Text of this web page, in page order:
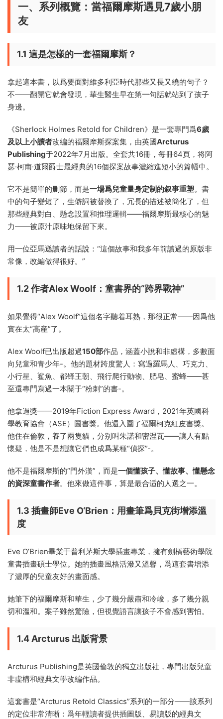
一、系列概覽：當福爾摩斯遇見7歲小朋
友
1.1 這是怎樣的一套福爾摩斯？
拿起這本書，以爲要面對維多利亞時代那些又長又繞的句子？
不——翻開它就會發現，華生醫生早在第一句話就站到了孩子
身邊。
《Sherlock Holmes Retold for Children》是一套專門爲6歲
及以上小讀者改編的福爾摩斯探案集，由英國Arcturus
Publishing于2022年7月出版。全套共16冊，每冊64頁，将阿
瑟·柯南·道爾爵士最經典的16個探案故事濃縮進短小的篇幅中。
它不是簡單的删節，而是一場爲兒童量身定制的叙事重塑。書
中的句子變短了，生僻詞被替換了，冗長的描述被簡化了，但
那些經典對白、懸念設置和推理邏輯——福爾摩斯最核心的魅
力——被原汁原味地保留下來。
用一位亞馬遜讀者的話說：“這個故事和我多年前讀過的原版非
常像，改編做得很好。”
1.2 作者Alex Woolf：童書界的“跨界戰神”
如果覺得“Alex Woolf”這個名字聽着耳熟，那很正常——因爲他
實在太“高産”了。
Alex Woolf已出版超過150部作品，涵蓋小說和非虛構，多數面
向兒童和青少年-。他的題材跨度驚人：寫過羅馬人、巧克力、
小行星、鲨魚、都铎王朝、飛行爬行動物、肥皂、蜜蜂——甚
至還專門寫過一本關于“粉刺”的書-。
他拿過獎——2019年Fiction Express Award，2021年英國科
學教育協會（ASE）圖書獎。他還入圍了福爾柯克紅皮書獎。
他住在倫敦，養了兩隻貓，分别叫朱諾和密涅瓦——讓人有點
懷疑，他是不是想讓它們也成爲某種“偵探”-。
他不是福爾摩斯的“門外漢”，而是一個懂孩子、懂故事、懂懸念
的資深童書作者。他來做這件事，算是最合适的人選之一。
1.3 插畫師Eve O‘Brien：用畫筆爲貝克街增添溫
度
Eve O’Brien畢業于普利茅斯大學插畫專業，擁有劍橋藝術學院
童書插畫碩士學位。她的插畫風格活潑又溫馨，爲這套書增添
了濃厚的兒童友好的畫面感。
她筆下的福爾摩斯和華生，少了幾分嚴肅和冷峻，多了幾分親
切和溫和。案子雖然驚險，但視覺語言讓孩子不會感到害怕。
1.4 Arcturus 出版背景
Arcturus Publishing是英國倫敦的獨立出版社，專門出版兒童
非虛構和經典文學改編作品。
這套書是“Arcturus Retold Classics”系列的一部分——該系列
的定位非常清晰：爲年輕讀者提供插圖版、易讀版的經典文